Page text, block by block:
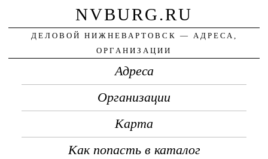
NVBURG.RU
ДЕЛОВОЙ НИЖНЕВАРТОВСК — АДРЕСА,
ОРГАНИЗАЦИИ
Адреса
Организации
Карта
Как попасть в каталог